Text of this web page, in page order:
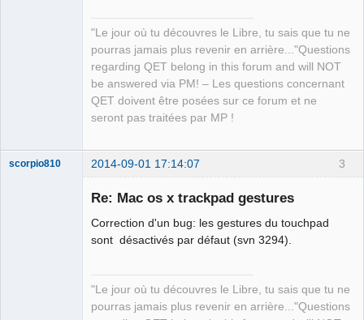
"Le jour où tu découvres le Libre, tu sais que tu ne
pourras jamais plus revenir en arrière..."Questions
regarding QET belong in this forum and will NOT
be answered via PM! – Les questions concernant
QET doivent être posées sur ce forum et ne
seront pas traitées par MP !
3
scorpio810 2014-09-01 17:14:07
Re: Mac os x trackpad gestures
Correction d'un bug: les gestures du touchpad
sont désactivés par défaut (svn 3294).
"Le jour où tu découvres le Libre, tu sais que tu ne
pourras jamais plus revenir en arrière..."Questions